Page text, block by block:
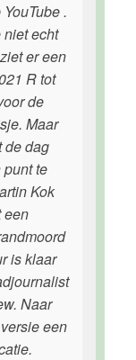
.
echt
er een
R tot
de
Maar
de dag
te
Kok
een
is klaar
Naar
een